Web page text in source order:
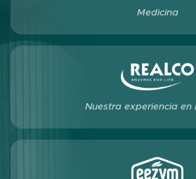
Medicina
Nuestra experiencia en